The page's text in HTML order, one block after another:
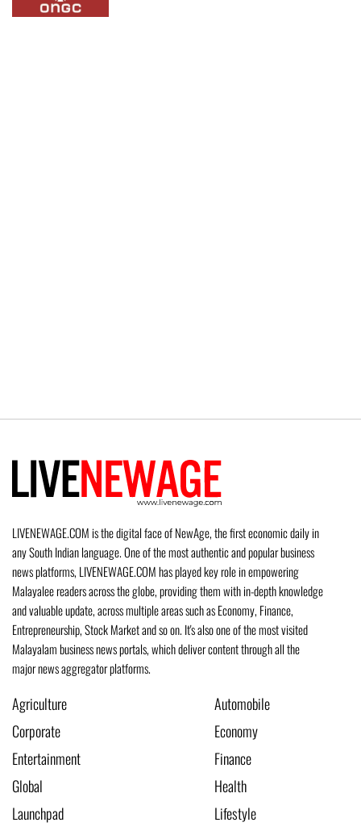
LIVENEWAGE.COM is the digital face of NewAge, the first economic daily in
any South Indian language. One of the most authentic and popular business
news platforms, LIVENEWAGE.COM has played key role in empowering
Malayalee readers across the globe, providing them with in-depth knowledge
and valuable update, across multiple areas such as Economy, Finance,
Entrepreneurship, Stock Market and so on. It's also one of the most visited
Malayalam business news portals, which deliver content through all the
major news aggregator platforms.
Agriculture
Automobile
Corporate
Economy
Entertainment
Finance
Global
Health
Launchpad
Lifestyle